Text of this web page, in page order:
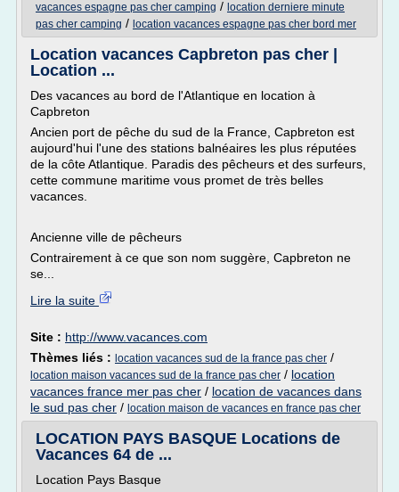
vacances espagne pas cher camping / location derniere minute
pas cher camping / location vacances espagne pas cher bord mer
Location vacances Capbreton pas cher |
Location ...
Des vacances au bord de l'Atlantique en location à
Capbreton
Ancien port de pêche du sud de la France, Capbreton est
aujourd'hui l'une des stations balnéaires les plus réputées
de la côte Atlantique. Paradis des pêcheurs et des surfeurs,
cette commune maritime vous promet de très belles
vacances.
Ancienne ville de pêcheurs
Contrairement à ce que son nom suggère, Capbreton ne
se...
Lire la suite
Site : http://www.vacances.com
Thèmes liés : location vacances sud de la france pas cher /
location maison vacances sud de la france pas cher / location
vacances france mer pas cher / location de vacances dans
le sud pas cher / location maison de vacances en france pas cher
LOCATION PAYS BASQUE Locations de
Vacances 64 de ...
Location Pays Basque